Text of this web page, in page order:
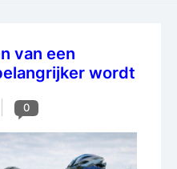
van een
wordt
0